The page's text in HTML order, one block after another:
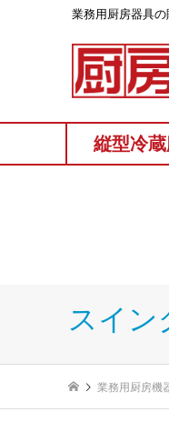
業務⽤厨房器具
縦型冷
スイン
業務用厨房機